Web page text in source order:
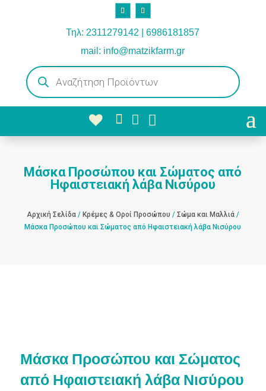
Τηλ: 2311279142 | 6986181857
mail: info@matzikfarm.gr
Products
search
  
Μάσκα Προσώπου και Σώματος από
Ηφαιστειακή λάβα Νισύρου
Αρχική Σελίδα/ Κρέμες & Οροί Προσώπου / Σώμα και Μαλλιά/
Μάσκα Προσώπου και Σώματος από Ηφαιστειακή λάβα Νισύρου
Μάσκα Προσώπου και Σώματος
από Ηφαιστειακή λάβα Νισύρου